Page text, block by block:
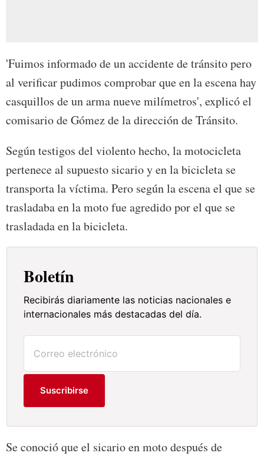
'Fuimos informado de un accidente de tránsito pero
al verificar pudimos comprobar que en la escena hay
casquillos de un arma nueve milímetros', explicó el
comisario de Gómez de la dirección de Tránsito.
Según testigos del violento hecho, la motocicleta
pertenece al supuesto sicario y en la bicicleta se
transporta la víctima. Pero según la escena el que se
trasladaba en la moto fue agredido por el que se
trasladada en la bicicleta.
Boletín
Recibirás diariamente las noticias nacionales e
internacionales más destacadas del día.
Suscribirse
Se conoció que el sicario en moto después de